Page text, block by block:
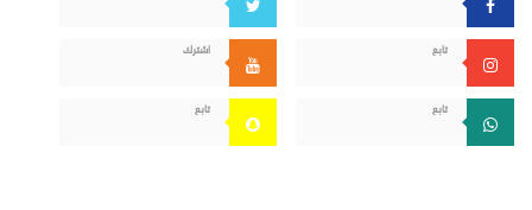
تابع اشترك
تابع تابع